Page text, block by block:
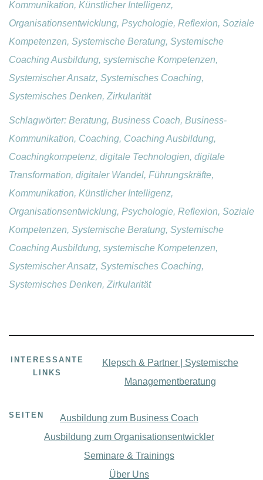
Kommunikation, Künstlicher Intelligenz,
Organisationsentwicklung, Psychologie, Reflexion, Soziale
Kompetenzen, Systemische Beratung, Systemische
Coaching Ausbildung, systemische Kompetenzen,
Systemischer Ansatz, Systemisches Coaching,
Systemisches Denken, Zirkularität
Schlagwörter: Beratung, Business Coach, Business-
Kommunikation, Coaching, Coaching Ausbildung,
Coachingkompetenz, digitale Technologien, digitale
Transformation, digitaler Wandel, Führungskräfte,
Kommunikation, Künstlicher Intelligenz,
Organisationsentwicklung, Psychologie, Reflexion, Soziale
Kompetenzen, Systemische Beratung, Systemische
Coaching Ausbildung, systemische Kompetenzen,
Systemischer Ansatz, Systemisches Coaching,
Systemisches Denken, Zirkularität
INTERESSANTE
LINKS
Klepsch & Partner | Systemische
Managementberatung
SEITEN
Ausbildung zum Business Coach
Ausbildung zum Organisationsentwickler
Seminare & Trainings
Über Uns